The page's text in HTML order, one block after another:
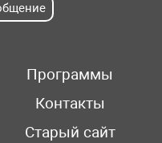
Программы
Контакты
Старый сайт